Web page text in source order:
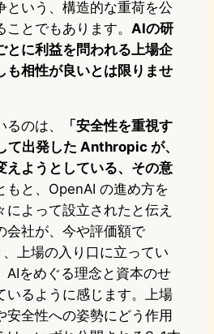
という、構造的な重荷を公
とでもあります。 AIの研
とに利益を問われる上場企
も相性が良いとは限りませ
のは、
「安全性を重視す
て出発した Anthropic が、
えようとしている、その意
もと、OpenAI の進め方を
によって設立されたと伝え
会社が、今や評価額で
上場の入り口に立ってい
をめぐる理念と資本のせ
いるように感じます。上場
安全性への姿勢にどう作用